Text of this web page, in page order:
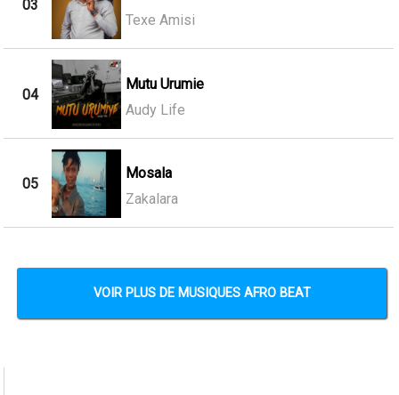
03
Texe Amisi
04
Mutu Urumie
Audy Life
05
Mosala
Zakalara
VOIR PLUS DE MUSIQUES AFRO BEAT